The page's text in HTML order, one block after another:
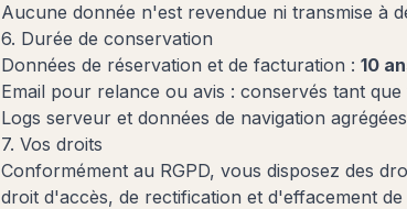
Aucune donnée n'est revendue ni transmise à
6. Durée de conservation
Données de réservation et de facturation : 10
Email pour relance ou avis : conservés tant
Logs serveur et données de navigation
7. Vos droits
Conformément au RGPD, vous disposez des
droit d'accès, de rectification et d'effacement de